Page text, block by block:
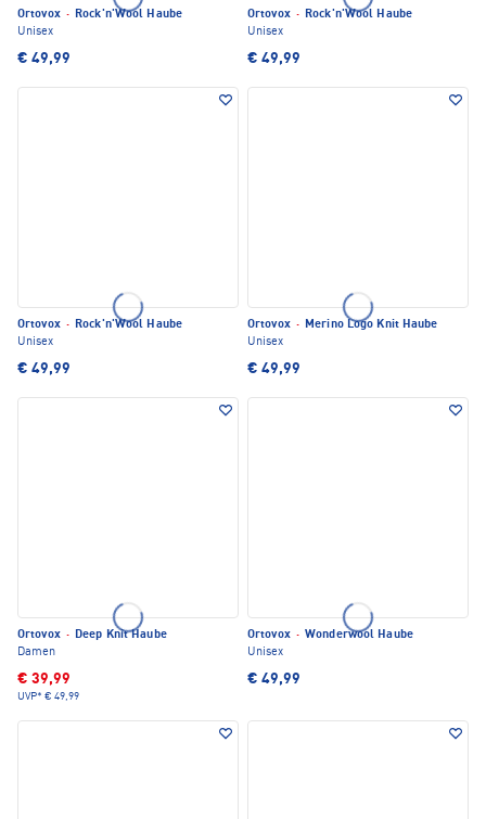
Ortovox · Rock'n'Wool Haube
Unisex
€ 49,99
Ortovox · Rock'n'Wool Haube
Unisex
€ 49,99
Ortovox · Rock'n'Wool Haube
Unisex
€ 49,99
Ortovox · Merino Logo Knit Haube
Unisex
€ 49,99
Ortovox · Deep Knit Haube
Damen
€ 39,99
UVP* € 49,99
Ortovox · Wonderwool Haube
Unisex
€ 49,99